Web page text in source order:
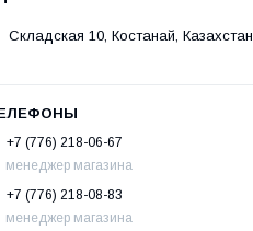
Складская 10, Костанай, Казахстан
+7 (776) 218-06-67
менеджер магазина
+7 (776) 218-08-83
менеджер магазина